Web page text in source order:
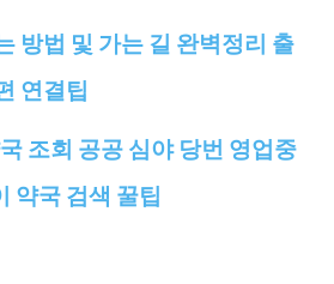
방법 및 가는 길 완벽정리 출
연결팁
조회 공공 심야 당번 영업중
약국 검색 꿀팁